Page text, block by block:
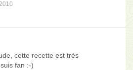
cette recette est très
fan :-)